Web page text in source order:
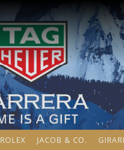
ROLEX JACOB & CO.